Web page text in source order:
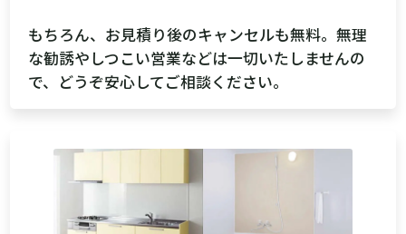
もちろん、お見積り後のキャンセルも無料。無理
な勧誘やしつこい営業などは一切いたしませんの
で、どうぞ安心してご相談ください。